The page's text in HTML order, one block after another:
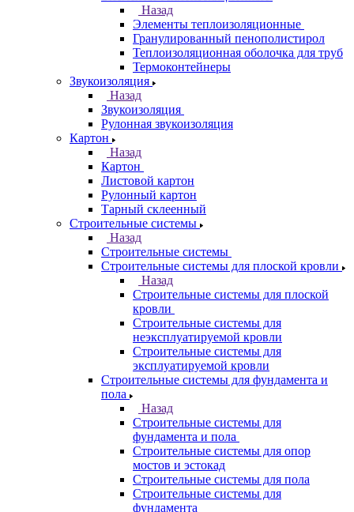
Назад
Элементы теплоизоляционные
Гранулированный пенополистирол
Теплоизоляционная оболочка для труб
Термоконтейнеры
Звукоизоляция
Назад
Звукоизоляция
Рулонная звукоизоляция
Картон
Назад
Картон
Листовой картон
Рулонный картон
Тарный склеенный
Строительные системы
Назад
Строительные системы
Строительные системы для плоской кровли
Назад
Строительные системы для плоской
кровли
Строительные системы для
неэксплуатируемой кровли
Строительные системы для
эксплуатируемой кровли
Строительные системы для фундамента и
пола
Назад
Строительные системы для
фундамента и пола
Строительные системы для опор
мостов и эстокад
Строительные системы для пола
Строительные системы для
фундамента